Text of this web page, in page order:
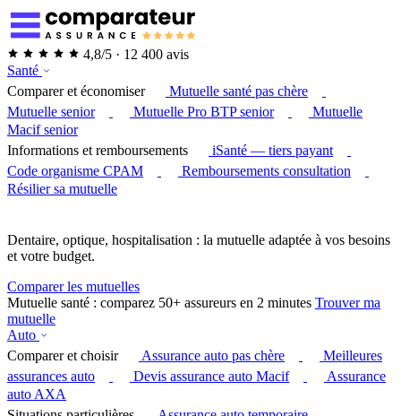
4,8/5 · 12 400 avis
Santé
Comparer et économiser
Mutuelle santé pas chère
Mutuelle senior
Mutuelle Pro BTP senior
Mutuelle
Macif senior
Informations et remboursements
iSanté — tiers payant
Code organisme CPAM
Remboursements consultation
Résilier sa mutuelle
Dentaire, optique, hospitalisation : la mutuelle adaptée à vos besoins
et votre budget.
Comparer les mutuelles
Mutuelle santé : comparez 50+ assureurs en 2 minutes Trouver ma
mutuelle
Auto
Comparer et choisir
Assurance auto pas chère
Meilleures
assurances auto
Devis assurance auto Macif
Assurance
auto AXA